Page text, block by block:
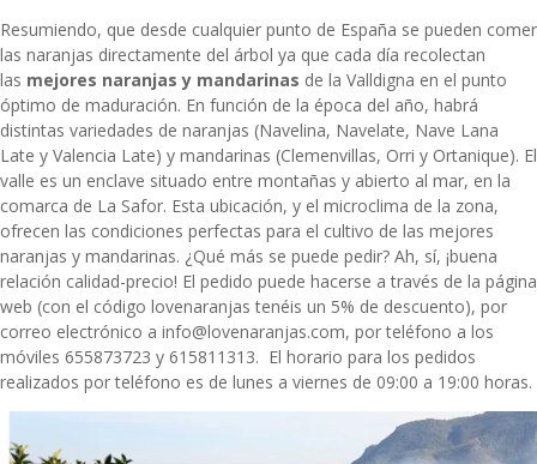
Resumiendo, que desde cualquier punto de España se pueden comer
las naranjas directamente del árbol ya que cada día recolectan
las mejores naranjas y mandarinas de la Valldigna en el punto
óptimo de maduración. En función de la época del año, habrá
distintas variedades de naranjas (Navelina, Navelate, Nave Lana
Late y Valencia Late) y mandarinas (Clemenvillas, Orri y Ortanique). El
valle es un enclave situado entre montañas y abierto al mar, en la
comarca de La Safor. Esta ubicación, y el microclima de la zona,
ofrecen las condiciones perfectas para el cultivo de las mejores
naranjas y mandarinas. ¿Qué más se puede pedir? Ah, sí, ¡buena
relación calidad-precio! El pedido puede hacerse a través de la página
web (con el código lovenaranjas tenéis un 5% de descuento), por
correo electrónico a info@lovenaranjas.com, por teléfono a los
móviles 655873723 y 615811313. El horario para los pedidos
realizados por teléfono es de lunes a viernes de 09:00 a 19:00 horas.